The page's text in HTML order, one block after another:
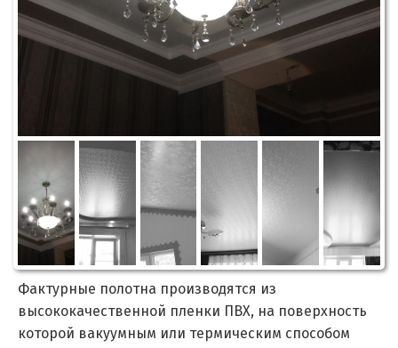
Фактурные полотна производятся из
высококачественной пленки ПВХ, на поверхность
которой вакуумным или термическим способом